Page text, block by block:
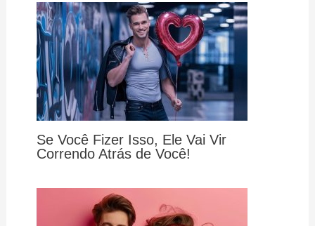
Se Você Fizer Isso, Ele Vai Vir
Correndo Atrás de Você!